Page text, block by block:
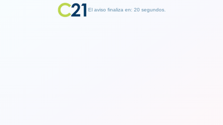
El aviso finaliza en: 19 segundos.